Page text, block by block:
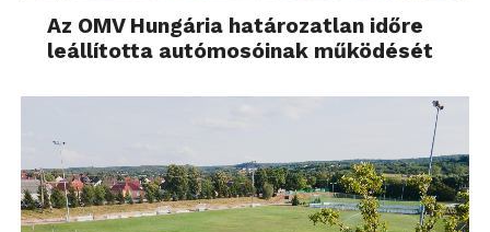
Az OMV Hungária határozatlan időre
leállította autómosóinak működését